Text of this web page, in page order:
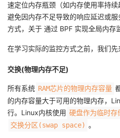
动
关
注
的
开
者
学
堂
我
的
我
持
我
速定位内存瓶颈（如内存使用率持
避免因内存不足导致的响应延迟或
方式，关于 通过 BPF 实现全局内存
在学习实际的监控方式之前，我们
交换(物理内存不足)
所有系统 RAM芯片的物理内存容量
的内存容量大于可用的物理内存，
行。Linux内核使用 硬盘作为临时存
交换分区(swap space) 。